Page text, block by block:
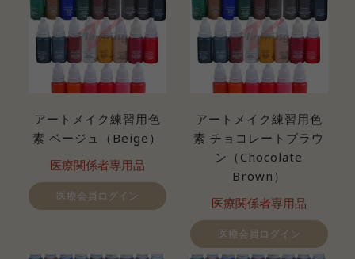
アートメイク練習用色
素 ベージュ（Beige）
医療関係者専用品
医療会員ログイン
アートメイク練習用色
素 チョコレートブラウ
ン（Chocolate
Brown）
医療関係者専用品
医療会員ログイン